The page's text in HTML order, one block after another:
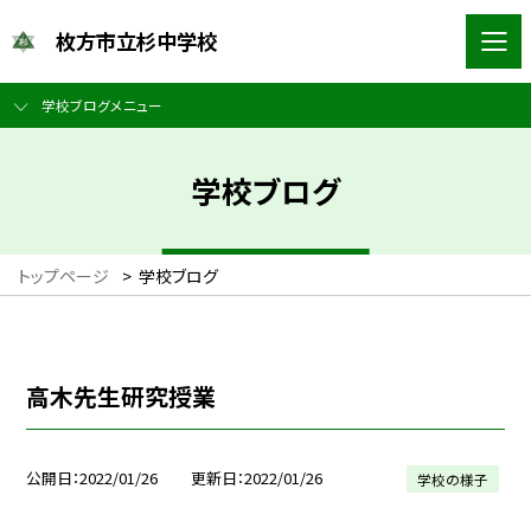
枚方市立杉中学校
学校ブログメニュー
学校ブログ
トップページ > 学校ブログ
高木先生研究授業
公開日 2022/01/26 更新日 2022/01/26 学校の様子